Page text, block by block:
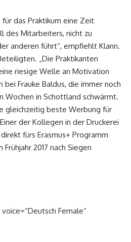
für das Praktikum eine Zeit
des Mitarbeiters, nicht zu
anderen führt“, empfiehlt Klann.
„Die Praktikanten
riesige Welle an Motivation
bei Frauke Baldus, die immer noch
Wochen in Schottland schwärmt.
gleichzeitig beste Werbung für
der Kollegen in der Druckerei
fürs Erasmus+ Programm
2017 nach Siegen
Female“